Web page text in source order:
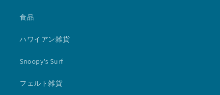
食品
ハワイアン雑貨
Snoopy's Surf
フェルト雑貨